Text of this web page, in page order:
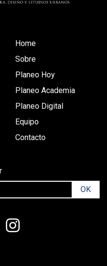
Home
Sobre
Planeo Hoy
Planeo Academia
Planeo Digital
Equipo
Contacto
OK